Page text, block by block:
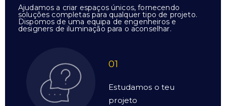
Ajudamos a criar espaços únicos, fornecendo
soluções completas para qualquer tipo de projeto.
Dispomos de uma equipa de engenheiros e
designers de iluminação para o aconselhar.
01
Estudamos o teu
projeto